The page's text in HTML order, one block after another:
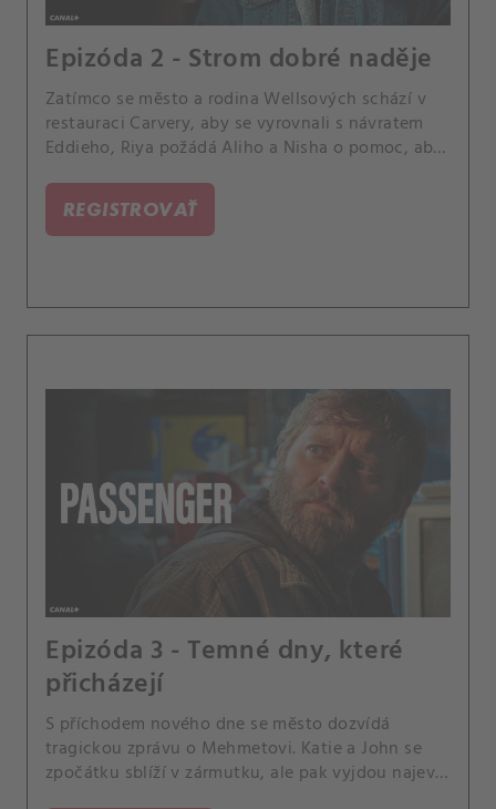
Epizóda 2 - Strom dobré naděje
Zatímco se město a rodina Wellsových schází v
restauraci Carvery, aby se vyrovnali s návratem
Eddieho, Riya požádá Aliho a Nisha o pomoc, aby
si vybíjí svůj hněv na Jimovi a varuje ho, že
protesty jsou teprve začátek.
REGISTROVAŤ
Epizóda 3 - Temné dny, které
přicházejí
S příchodem nového dne se město dozvídá
tragickou zprávu o Mehmetovi. Katie a John se
zpočátku sblíží v zármutku, ale pak vyjdou najevo